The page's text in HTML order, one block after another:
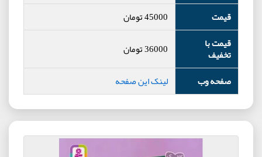
قیمت
45000تومان
قیمت با
تخفیف 36000تومان
صفحه وب
لینک این صفحه